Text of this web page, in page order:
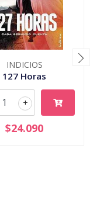
INDICIOS
127 Horas
+
$24.090